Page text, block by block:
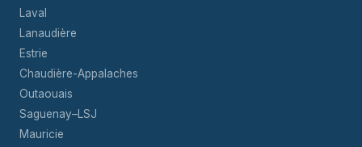
Laval
Lanaudière
Estrie
Chaudière-Appalaches
Outaouais
Saguenay–LSJ
Mauricie